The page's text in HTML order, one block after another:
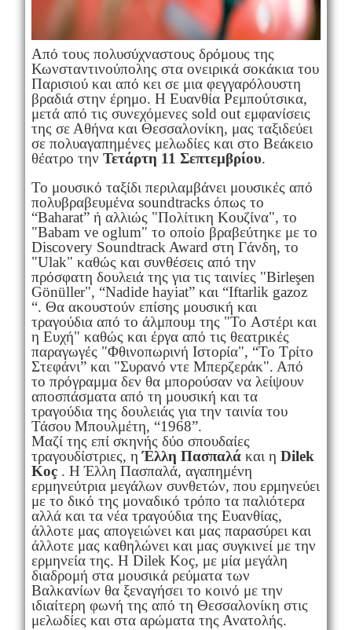
Από τους πολυσύχναστους δρόμους της
Κωνσταντινούπολης στα ονειρικά σοκάκια του
Παρισιού και από κει σε μια φεγγαρόλουστη
βραδιά στην έρημο. Η Ευανθία Ρεμπούτσικα,
μετά από τις συνεχόμενες sold out εμφανίσεις
της σε Αθήνα και Θεσσαλονίκη, μας ταξιδεύει
σε πολυαγαπημένες μελωδίες και στο Βεάκειο
θέατρο την Τετάρτη 11 Σεπτεμβρίου.
Το μουσικό ταξίδι περιλαμβάνει μουσικές από
πολυβραβευμένα soundtracks όπως το
“Baharat” ή αλλιώς "Πολίτικη Κουζίνα", το
"Babam ve oglum" το οποίο βραβεύτηκε με το
Discovery Soundtrack Award στη Γάνδη, το
"Ulak" καθώς και συνθέσεις από την
πρόσφατη δουλειά της για τις ταινίες "Birleşen
Gönüller", “Nadide hayiat” και “Iftarlik gazoz
“. Θα ακουστούν επίσης μουσική και
τραγούδια από το άλμπουμ της "Το Aστέρι και
η Eυχή" καθώς και έργα από τις θεατρικές
παραγωγές "Φθινοπωρινή Iστορία", “Το Τρίτο
Στεφάνι” και "Συρανό ντε Μπερζεράκ". Από
το πρόγραμμα δεν θα μπορούσαν να λείψουν
αποσπάσματα από τη μουσική και τα
τραγούδια της δουλειάς για την ταινία του
Τάσου Μπουλμέτη, “1968”.
Μαζί της επί σκηνής δύο σπουδαίες
τραγουδίστριες, ηΈλλη Πασπαλά και η Dilek
Koç. Η Έλλη Πασπαλά, αγαπημένη
ερμηνεύτρια μεγάλων συνθετών, που ερμηνεύει
με το δικό της μοναδικό τρόπο τα παλιότερα
αλλά και τα νέα τραγούδια της Ευανθίας,
άλλοτε μας απογειώνει και μας παρασύρει και
άλλοτε μας καθηλώνει και μας συγκινεί με την
ερμηνεία της. Η Dilek Koç, με μία μεγάλη
διαδρομή στα μουσικά ρεύματα των
Βαλκανίων θα ξεναγήσει το κοινό με την
ιδιαίτερη φωνή της από τη Θεσσαλονίκη στις
μελωδίες και στα αρώματα της Ανατολής.